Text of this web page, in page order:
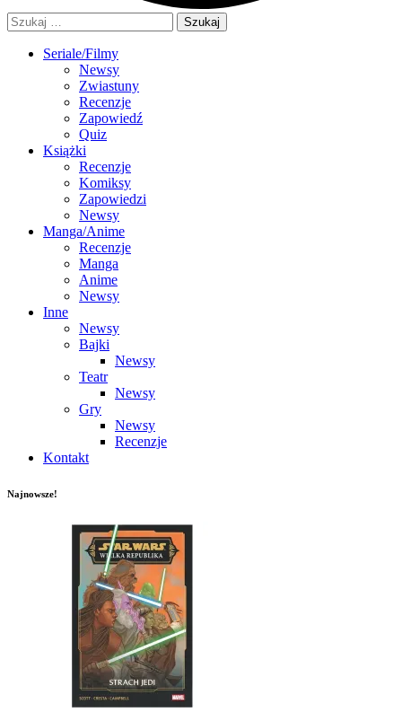
Szukaj:
Seriale/Filmy
Newsy
Zwiastuny
Recenzje
Zapowiedź
Quiz
Książki
Recenzje
Komiksy
Zapowiedzi
Newsy
Manga/Anime
Recenzje
Manga
Anime
Newsy
Inne
Newsy
Bajki
Newsy
Teatr
Newsy
Gry
Newsy
Recenzje
Kontakt
Najnowsze!